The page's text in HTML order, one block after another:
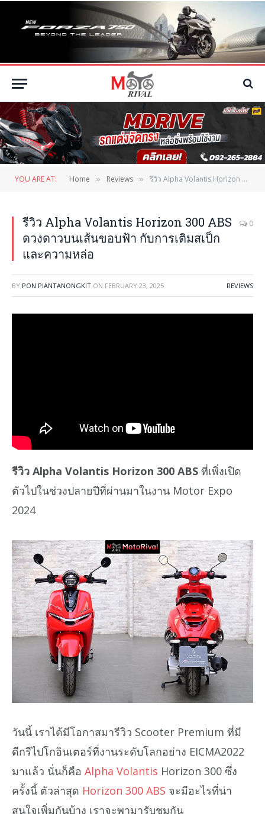
YOU ARE AT: Home » Reviews » รีวิว Alpha Volantis Horizon 300 ABS ดวงดาวบนเส้นขอบฟ้า กับการเติมสเป็ก และความหล่อ
รีวิว Alpha Volantis Horizon 300 ABS
ดวงดาวบนเส้นขอบฟ้า กับการเติมสเป็ก
และความหล่อ
0
BY PON PIANTANONGKIT ON FEBRUARY 23, 2025 REVIEWS
รีวิว Alpha Volantis Horizon 300 ABS ที่เพิ่งเปิด
ตัวไปในช่วงปลายปีที่ผ่านมาในงาน Motor Expo
2024
วันนี้ เราได้มีโอกาสมารีวิว Scooter Premium ที่มี
ดีกรีไปโกอินเตอร์ที่งานระดับโลกอย่าง EICMA2022
มาแล้ว นั่นก็คือ Alpha Volantis Horizon 300 ซึ่ง
ครั้งนี้ ตัวล่าสุด Horizon 300 ABS จะมีอะไรที่น่า
สนใจเพิ่มกันบ้าง เราจะพามารับชมกัน